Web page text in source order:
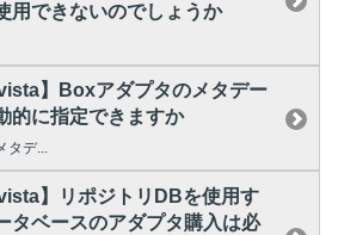
用できないのでしょうか
】Boxアダプタのメタデー
的に指定できますか
タデ...
】リポジトリDBを使用す
タベースのアダプタ購入は必